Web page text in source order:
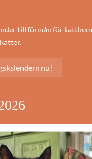
till förmån för
nu!